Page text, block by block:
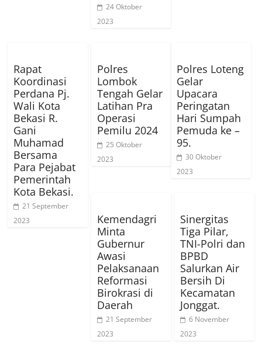
24 Oktober
2023
Rapat
Koordinasi
Perdana Pj.
Wali Kota
Bekasi R.
Gani
Muhamad
Bersama
Para Pejabat
Pemerintah
Kota Bekasi.
21 September
2023
Polres
Lombok
Tengah Gelar
Latihan Pra
Operasi
Pemilu 2024
25 Oktober
2023
Polres Loteng
Gelar
Upacara
Peringatan
Hari Sumpah
Pemuda ke –
95.
30 Oktober
2023
Kemendagri
Minta
Gubernur
Awasi
Pelaksanaan
Reformasi
Birokrasi di
Daerah
21 September
2023
Sinergitas
Tiga Pilar,
TNI-Polri dan
BPBD
Salurkan Air
Bersih Di
Kecamatan
Jonggat.
6 November
2023